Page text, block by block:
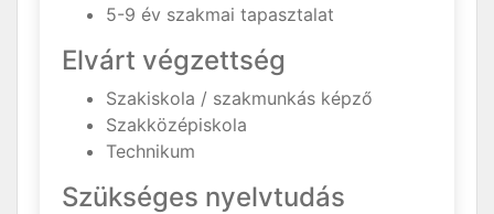
5-9 év szakmai tapasztalat
Elvárt végzettség
Szakiskola / szakmunkás képző
Szakközépiskola
Technikum
Szükséges nyelvtudás